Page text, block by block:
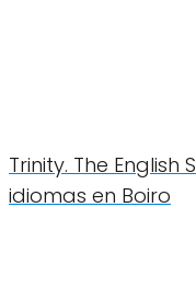
Trinity. The
idiomas en Boiro